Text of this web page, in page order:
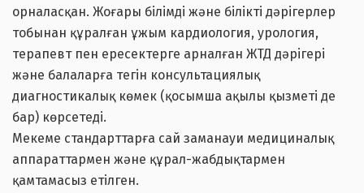
орналасқан. Жоғары білімді және білікті дәрігерлер
тобынан құралған ұжым кардиология, урология,
терапевт пен ересектерге арналған ЖТД дәрігері
және балаларға тегін консультациялық
диагностикалық көмек (қосымша ақылы қызметі де
бар) көрсетеді.
Мекеме стандарттарға сай заманауи медициналық
аппараттармен және құрал-жабдықтармен
қамтамасыз етілген.